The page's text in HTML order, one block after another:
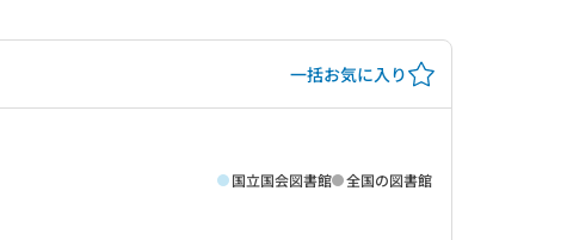
一括お気に入り
国立国会図書館 全国の図書館